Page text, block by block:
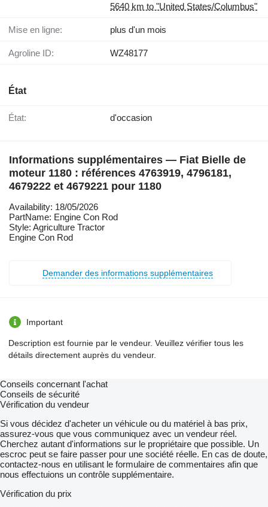
5640 km to "United States/Columbus"
Mise en ligne: plus d'un mois
Agroline ID: WZ48177
État
État: d'occasion
Informations supplémentaires — Fiat Bielle de
moteur 1180 : références 4763919, 4796181,
4679222 et 4679221 pour 1180
Availability: 18/05/2026
PartName: Engine Con Rod
Style: Agriculture Tractor
Engine Con Rod
Demander des informations supplémentaires
Important
Description est fournie par le vendeur. Veuillez vérifier tous les
détails directement auprès du vendeur.
Conseils concernant l'achat
Conseils de sécurité
Vérification du vendeur
Si vous décidez d'acheter un véhicule ou du matériel à bas prix,
assurez-vous que vous communiquez avec un vendeur réel.
Cherchez autant d'informations sur le propriétaire que possible. Un
escroc peut se faire passer pour une société réelle. En cas de doute,
contactez-nous en utilisant le formulaire de commentaires afin que
nous effectuions un contrôle supplémentaire.
Vérification du prix